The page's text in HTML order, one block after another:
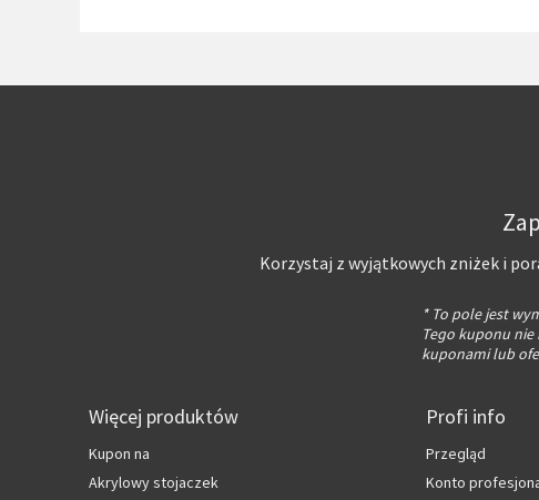
Korzystaj z wyjątkowych zniżek i
* To pole jest
Tego kuponu nie
kuponami lub
Więcej produktów
Kupon na
Akrylowy stojaczek
Profi info
Przegląd
Konto